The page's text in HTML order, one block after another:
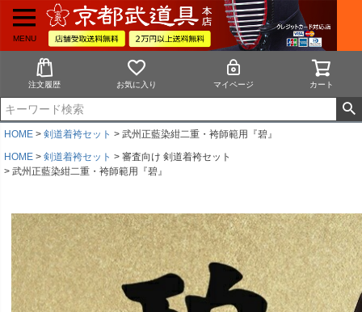
MENU
注文履歴 お気に入り マイページ カート
HOME 剣道着袴セット
武州正藍染紺二重・袴師範用『碧』
HOME
剣道着袴セット
審査向け 剣道着袴セット
武州正藍染紺二重・袴師範用『碧』